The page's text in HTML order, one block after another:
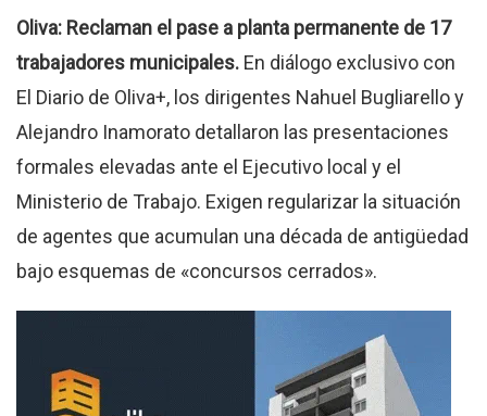
Oliva: Reclaman el pase a planta permanente de 17
trabajadores municipales. En diálogo exclusivo con
El Diario de Oliva+, los dirigentes Nahuel Bugliarello y
Alejandro Inamorato detallaron las presentaciones
formales elevadas ante el Ejecutivo local y el
Ministerio de Trabajo. Exigen regularizar la situación
de agentes que acumulan una década de antigüedad
bajo esquemas de «concursos cerrados».